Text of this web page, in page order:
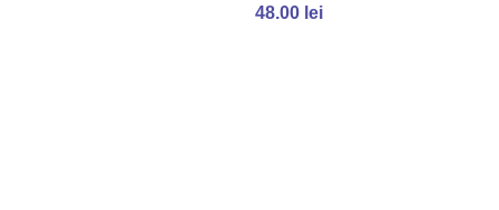
48.00 lei